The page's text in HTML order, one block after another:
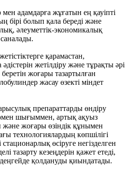
адамдарға жұғатын ең қауіпті
бірі болып қала береді және
әлеуметтік-экономикалық
қарамастан,
жетілдіру және тұрақты әрі
жоғары тазартылған
жасау өзекті міндет
препараттарды өндіру
шығыммен, артық ақуыз
жоғары өзіндік құнымен
технологиялардың көпшілігі
өсіруге негізделген
тазарту кезеңдерін қажет етеді,
қолдануды қиындатады.